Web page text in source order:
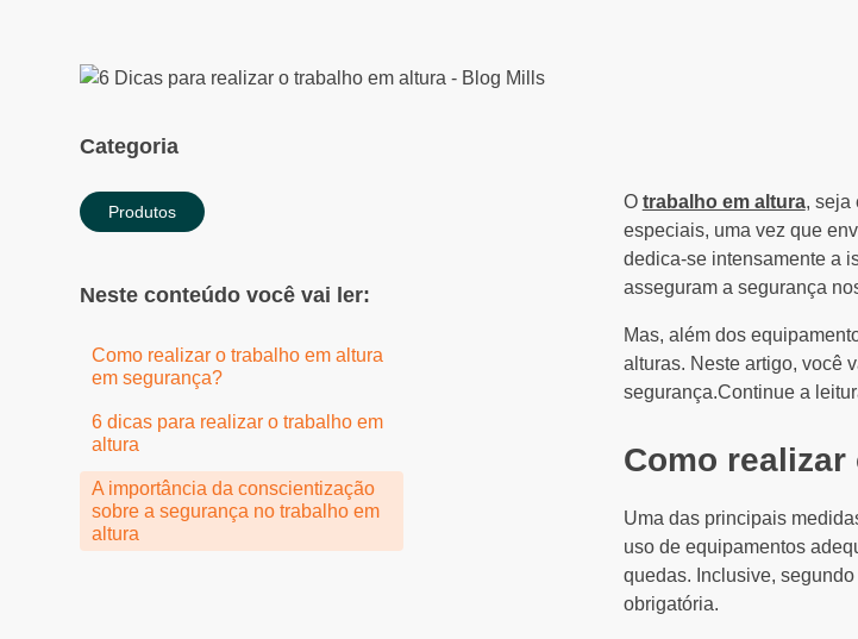
Categoria
Produtos
Neste conteúdo você vai ler:
Como realizar o trabalho em altura
em segurança?
6 dicas para realizar o trabalho em
altura
A importância da conscientização
sobre a segurança no trabalho em
altura
O trabalho em altura, seja
especiais, uma vez que
dedica-se intensamente a
asseguram a segurança
Mas, além dos
alturas. Neste artigo, você
segurança.Continue a
Como
Uma das principais
uso de equipamentos
quedas. Inclusive, segundo
obrigatória.